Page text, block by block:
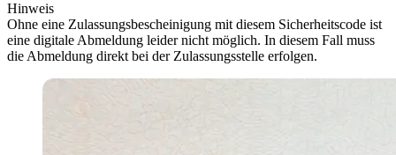
Hinweis
Ohne eine Zulassungsbescheinigung mit diesem Sicherheitscode ist
eine digitale Abmeldung leider nicht möglich. In diesem Fall muss
die Abmeldung direkt bei der Zulassungsstelle erfolgen.